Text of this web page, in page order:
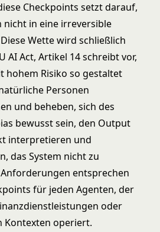
Checkpoints setzt darauf,
nicht in eine irreversible
Wette wird schließlich
AI Act, Artikel 14schreibt vor,
hohem Risiko so gestaltet
Personen
und beheben, sich des
bewusst sein, den Output
interpretieren und
das System nicht zu
entsprechen
für jeden Agenten, der
oder
operiert.